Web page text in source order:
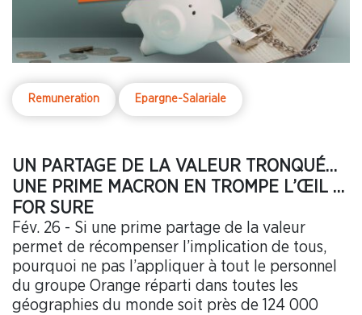
Remuneration Epargne-Salariale
UN PARTAGE DE LA VALEUR TRONQUÉ…
UNE PRIME MACRON EN TROMPE L’ŒIL …
FOR SURE
Fév. 26 - Si une prime partage de la valeur
permet de récompenser l’implication de tous,
pourquoi ne pas l’appliquer à tout le personnel
du groupe Orange réparti dans toutes les
géographies du monde soit près de 124 000